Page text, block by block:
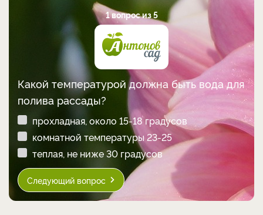
1 вопрос из 5
Какой температурой должна быть вода для
полива рассады?
прохладная, около 15-18 градусов
комнатной температуры 23-25
теплая, не ниже 30 градусов
Следующий вопрос